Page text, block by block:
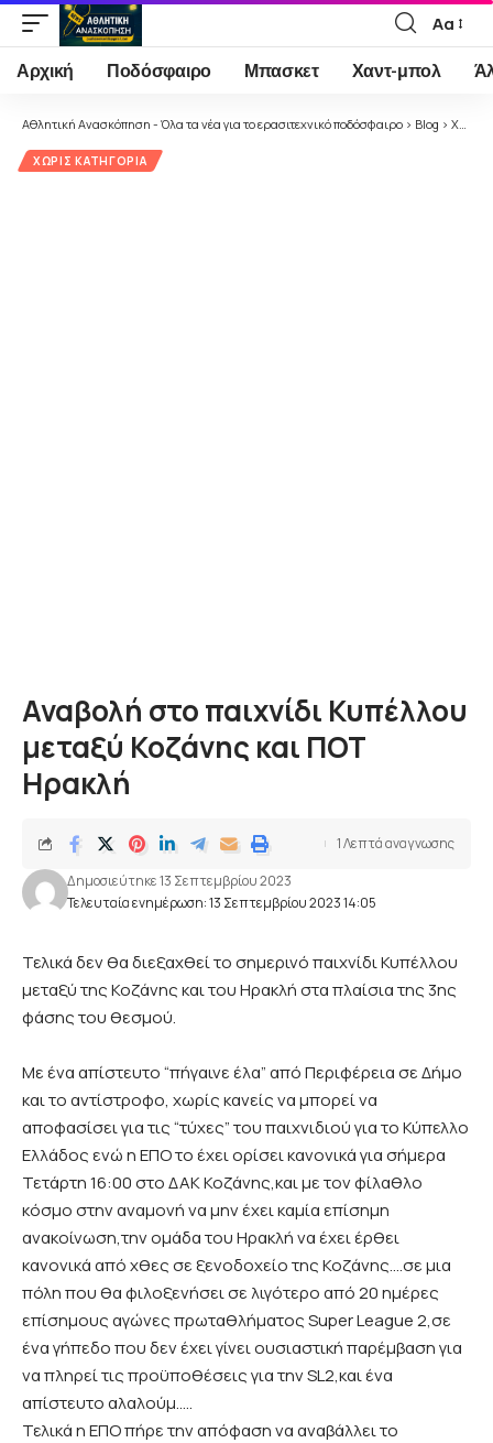
Font
Resizer
Αα
Αρχική Ποδόσφαιρο Μπασκετ Χαντ-μπολ
Αθλητική Ανασκόπηση - Όλα τα νέα για το ερασιτεχνικό ποδόσφαιρο > Blog > Χωρίς κατηγορία
ΧΩΡΊΣ ΚΑΤΗΓΟΡΊΑ
Αναβολή στο παιχνίδι Κυπέλλου
μεταξύ Κοζάνης και ΠΟΤ
Ηρακλή
Τελευταία ενημέρωση: 13 Σεπτεμβρίου 2023 14:05
Δημοσιεύτηκε 13 Σεπτεμβρίου 2023
1 Λεπτά αναγνωσης
Τελικά δεν θα διεξαχθεί το σημερινό παιχνίδι Κυπέλλου
μεταξύ της Κοζάνης και του Ηρακλή στα πλαίσια της 3ης
φάσης του θεσμού.
Mε ένα απίστευτο “πήγαινε έλα” από Περιφέρεια σε Δήμο
και το αντίστροφο, χωρίς κανείς να μπορεί να
αποφασίσει για τις “τύχες” του παιχνιδιού για το Κύπελλο
Ελλάδος ενώ η ΕΠΟ το έχει ορίσει κανονικά για σήμερα
Τετάρτη 16:00 στο ΔΑΚ Κοζάνης,και με τον φίλαθλο
κόσμο στην αναμονή να μην έχει καμία επίσημη
ανακοίνωση,την ομάδα του Ηρακλή να έχει έρθει
κανονικά από χθες σε ξενοδοχείο της Κοζάνης….σε μια
πόλη που θα φιλοξενήσει σε λιγότερο από 20 ημέρες
επίσημους αγώνες πρωταθλήματος Super League 2,σε
ένα γήπεδο που δεν έχει γίνει ουσιαστική παρέμβαση για
να πληρεί τις προϋποθέσεις για την SL2,και ένα
απίστευτο αλαλούμ…..
Τελικά η ΕΠΟ πήρε την απόφαση να αναβάλλει το